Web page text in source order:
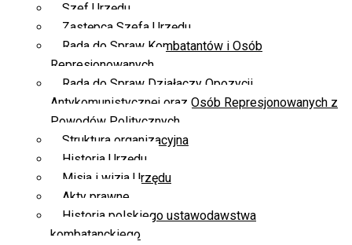
Szef Urzędu
Zastępca Szefa Urzędu
Rada do Spraw Kombatantów i Osób
Represjonowanych
Rada do Spraw Działaczy Opozycji
Antykomunistycznej oraz Osób Represjonowanych z
Powodów Politycznych
Struktura organizacyjna
Historia Urzędu
Misja i wizja Urzędu
Akty prawne
Historia polskiego ustawodawstwa
kombatanckiego